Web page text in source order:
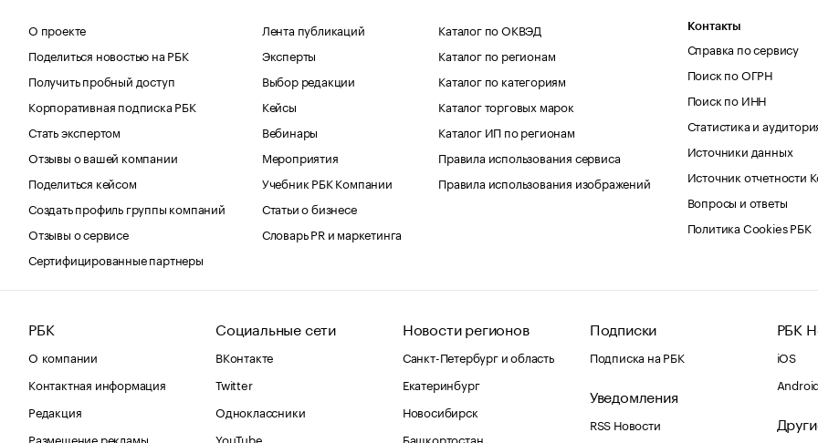
О проекте
Поделиться новостью на РБК
Получить пробный доступ
Корпоративная подписка РБК
Стать экспертом
Отзывы о вашей компании
Поделиться кейсом
Создать профиль группы компаний
Отзывы о сервисе
Сертифицированные партнеры
Лента публикаций
Эксперты
Выбор редакции
Кейсы
Вебинары
Мероприятия
Учебник РБК Компании
Статьи о бизнесе
Словарь PR и маркетинга
Каталог по ОКВЭД
Каталог по регионам
Каталог по категориям
Каталог торговых марок
Каталог ИП по регионам
Правила использования сервиса
Правила использования изображений
Контакты
Справка по сервису
Поиск по ОГРН
Поиск по ИНН
Статистика и
Источники данных
Источник отчетности
Вопросы и ответы
Политика Cookies РБК
РБК
О компании
Контактная информация
Редакция
Размещение рекламы
Социальные сети
ВКонтакте
Twitter
Одноклассники
YouTube
Новости регионов
Санкт-Петербург и область
Екатеринбург
Новосибирск
Башкортостан
Подписки
Подписка на РБК
Уведомления
RSS Новости
РБК
iOS